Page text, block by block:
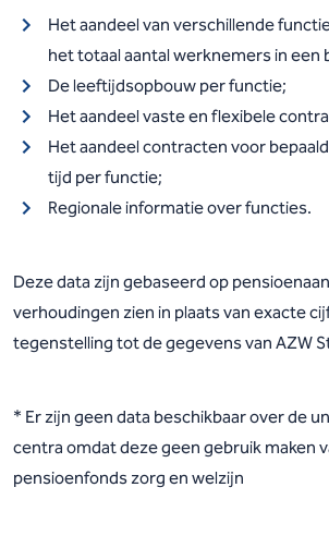
Het aandeel van verschillende
het totaal aantal werknemers in een
De leeftijdsopbouw per functie;
Het aandeel vaste en flexibele
Het aandeel contracten voor
tijd per functie;
Regionale informatie over functies.
Deze data zijn gebaseerd op
verhoudingen zien in plaats van exacte
tegenstelling tot de gegevens van AZW
* Er zijn geen data beschikbaar over de
centra omdat deze geen gebruik maken
pensioenfonds zorg en welzijn